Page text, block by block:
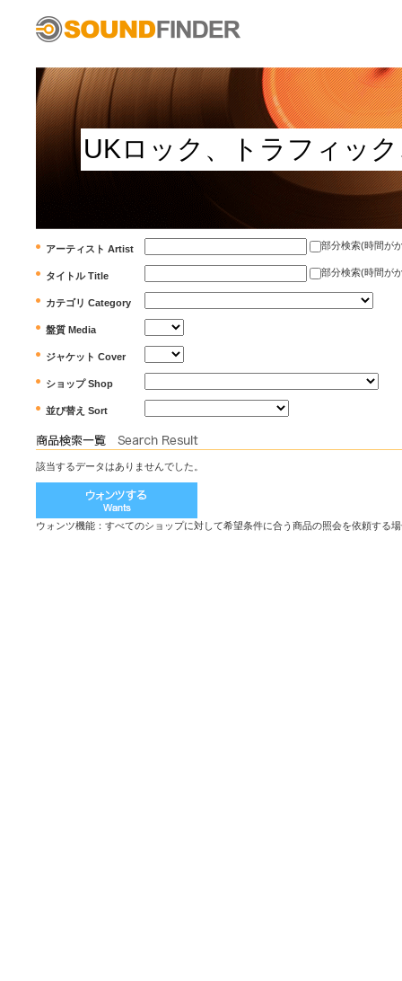
アーティスト Artist 部分検索(時間が
タイトル Title 部分検索(時間が
カテゴリ Category
盤質 Media
ジャケット Cover
ショップ Shop
並び替え Sort
該当するデータはありませんでした。
ウォンツ機能：すべてのショップに対して希望条件に合う商品の照会を依頼する